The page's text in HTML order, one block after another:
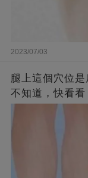
2023/07/03
腿上這個穴位
不知道，快看看